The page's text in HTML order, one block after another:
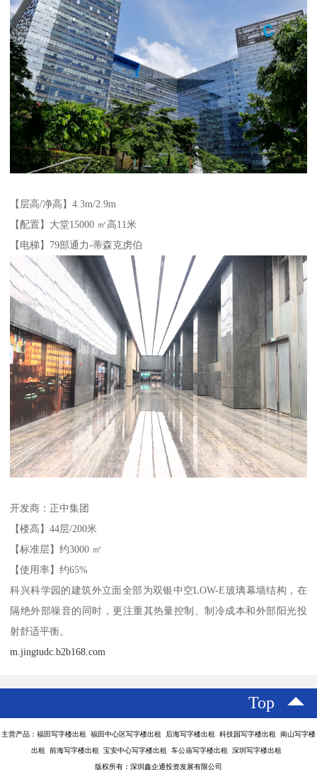
【层高/净高】4.3m/2.9m
【配置】大堂15000 ㎡高11米
【电梯】79部通力-蒂森克虏伯
开发商：正中集团
【楼高】44层/200米
【标准层】约3000 ㎡
【使用率】约65%
科兴科学园的建筑外立面全部为双银中空LOW-E玻璃幕墙结构，在
隔绝外部噪音的同时，更注重其热量控制、制冷成本和外部阳光投
射舒适平衡。
m.jingtudc.b2b168.com
Top
主营产品：福田写字楼出租 福田中心区写字楼出租 后海写字楼出租 科技园写字楼出租 南山写字楼
出租 前海写字楼出租 宝安中心写字楼出租 车公庙写字楼出租 深圳写字楼出租
版权所有：深圳鑫企通投资发展有限公司